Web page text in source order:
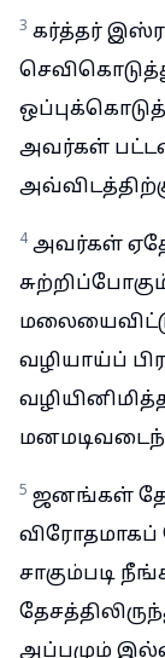
3 கர்த்தர்
அவர்கள்
4 அவர்கள்
வழியாய்ப்
5 ஜனங்கள்
விரோதமாகப்
சாகும்படி
அப்பமும்